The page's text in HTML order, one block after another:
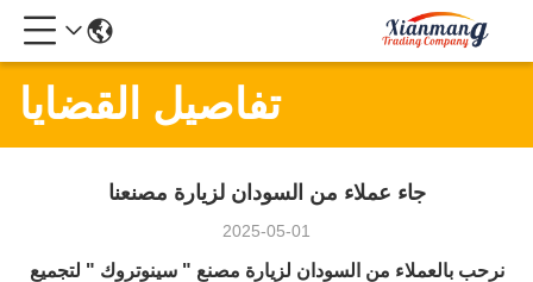
تفاصيل القضايا
جاء عملاء من السودان لزيارة مصنعنا
2025-05-01
نرحب بالعملاء من السودان لزيارة مصنع " سينوتروك " لتجميع